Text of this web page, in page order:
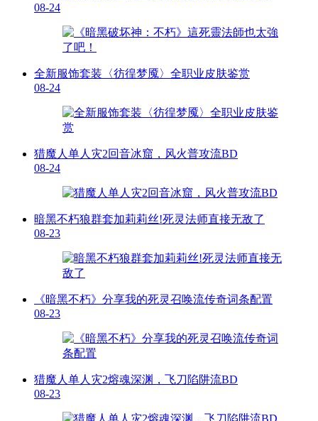
08-24
全新服饰套装〈彷徨梦魇〉全职业皮肤鉴赏
08-24
猎魔人单人灾2回音冰窟，风火普攻流BD
08-24
暗黑不朽狼群套加莉莉丝!死灵法师直接无敌了
08-23
《暗黑不朽》分享我的死灵召唤流传奇词条配置
08-23
猎魔人单人灾2熔魂深渊，飞刀陷阱流BD
08-23